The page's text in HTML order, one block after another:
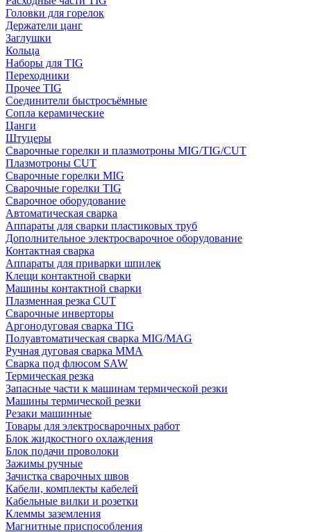
Головки для горелок
Держатели цанг
Заглушки
Кольца
Наборы для TIG
Переходники
Прочее TIG
Соединители быстросъёмные
Сопла керамические
Цанги
Штуцеры
Сварочные горелки и плазмотроны MIG/TIG/CUT
Плазмотроны CUT
Сварочные горелки MIG
Сварочные горелки TIG
Сварочное оборудование
Автоматическая сварка
Аппараты для сварки пластиковых труб
Дополнительное электросварочное оборудование
Контактная сварка
Аппараты для приварки шпилек
Клещи контактной сварки
Машины контактной сварки
Плазменная резка CUT
Сварочные инверторы
Аргонодуговая сварка TIG
Полуавтоматическая сварка MIG/MAG
Ручная дуговая сварка MMA
Сварка под флюсом SAW
Термическая резка
Запасные части к машинам термической резки
Машины термической резки
Резаки машинные
Товары для электросварочных работ
Блок жидкостного охлаждения
Блок подачи проволоки
Зажимы ручные
Зачистка сварочных швов
Кабели, комплекты кабелей
Кабельные вилки и розетки
Клеммы заземления
Магнитные приспособления